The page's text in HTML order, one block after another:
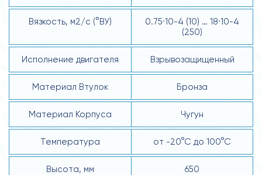
Вязкость, м2/с (°ВУ)
0.75·10-4 (10) … 18·10-4
(250)
Исполнение двигателя Взрывозащищенный
Материал Втулок Бронза
Материал Корпуса Чугун
Температура от -20°С до 100°С
Высота, мм 650